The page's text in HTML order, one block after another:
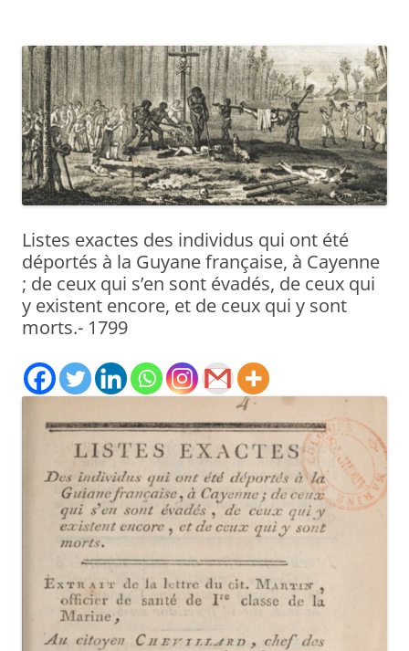
Listes exactes des individus qui ont été
déportés à la Guyane française, à Cayenne
; de ceux qui s’en sont évadés, de ceux qui
y existent encore, et de ceux qui y sont
morts.- 1799